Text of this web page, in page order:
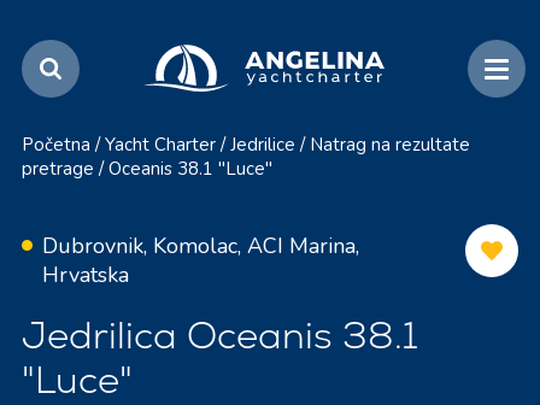
Početna / Yacht Charter / Jedrilice / Natrag na rezultate
pretrage / Oceanis 38.1 "Luce"
Dubrovnik, Komolac, ACI Marina,
Hrvatska
Jedrilica Oceanis 38.1
"Luce"